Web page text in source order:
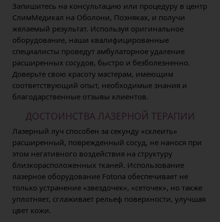
Запишитесь на консультацию или процедуру в центр
СлимМедикал на Оболони, Позняках, и получи
желаемый результат. Используя оригинальное
оборудование, наши квалифицированные
специалисты проведут амбулаторное удаление
расширенных сосудов, быстро и безболезненно.
Доверьте свою красоту мастерам, имеющим
соответствующий опыт, необходимые знания и
благодарственные отзывы клиентов.
ДОСТОИНСТВА ЛАЗЕРНОЙ ТЕРАПИИ
Лазерный луч способен за секунду «склеить»
расширенный, поврежденный сосуд, не нанося при
этом негативного воздействия на структуру
близкорасположенных тканей. Использование
лазерное оборудование Fotona обеспечивает не
только устранение «звездочек», «сеточек», но также
уплотняет, сглаживает рельеф поверхности, улучшая
цвет кожи.